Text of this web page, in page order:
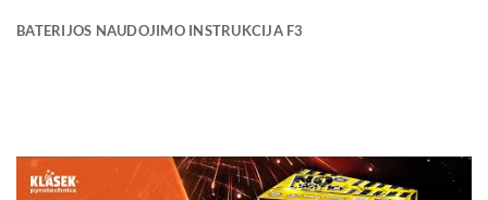
BATERIJOS NAUDOJIMO INSTRUKCIJA F3